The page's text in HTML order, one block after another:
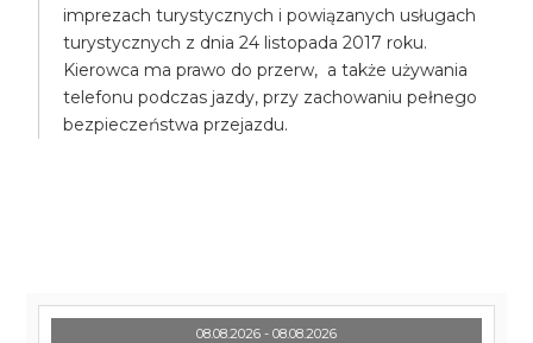
imprezach turystycznych i powiązanych usługach
turystycznych z dnia 24 listopada 2017 roku.
Kierowca ma prawo do przerw, a także używania
telefonu podczas jazdy, przy zachowaniu pełnego
bezpieczeństwa przejazdu.
08.08.2026 - 08.08.2026